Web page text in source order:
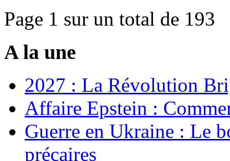
Page 1 sur un total de 193
A la une
2027 : La Révolution
Affaire Epstein :
Guerre en Ukraine : Le
précaires